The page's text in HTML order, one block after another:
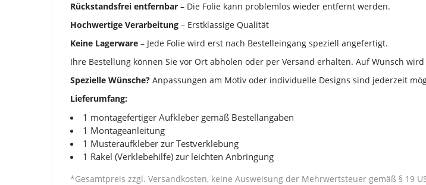
Rückstandsfrei entfernbar – Die Folie kann problemlos wieder entfernt werden.
Hochwertige Verarbeitung – Erstklassige Qualität
Keine Lagerware – Jede Folie wird erst nach Bestelleingang speziell angefertigt.
Ihre Bestellung können Sie vor Ort abholen oder per Versand erhalten. Auf Wunsch
Spezielle Wünsche? Anpassungen am Motiv oder individuelle Designs sind jederzeit
Lieferumfang:
1 montagefertiger Aufkleber gemäß Bestellangaben
1 Montageanleitung
1 Musteraufkleber zur Testverklebung
1 Rakel (Verklebehilfe) zur leichten Anbringung
*Gesamtpreis zzgl. Versandkosten, keine Ausweisung der Mehrwertsteuer gemäß § 19